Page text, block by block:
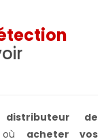
distributeur de
où acheter vos